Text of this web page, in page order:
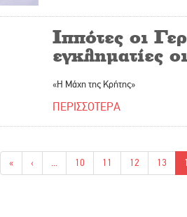
Ιππότες οι
εγκληματίες
«Η Μάχη της Κρήτης»
ΠΕΡΙΣΣΟΤΕΡΑ
« ‹ ... 10 11 12 13